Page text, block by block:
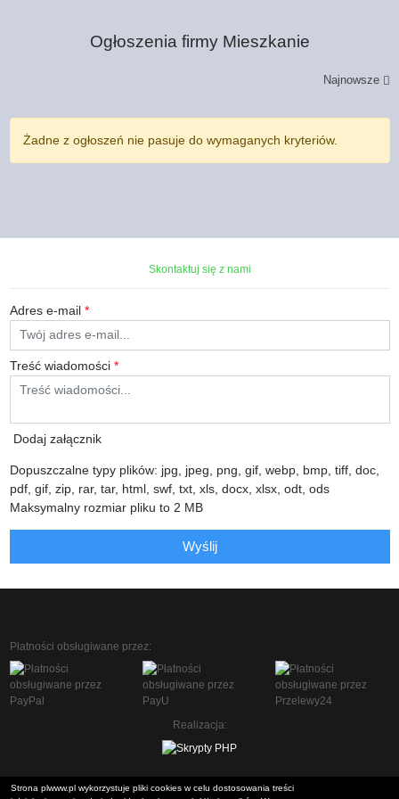
Ogłoszenia firmy Mieszkanie
Najnowsze
Żadne z ogłoszeń nie pasuje do wymaganych kryteriów.
Skontaktuj się z nami
Adres e-mail *
Treść wiadomości *
Dodaj załącznik
Dopuszczalne typy plików: jpg, jpeg, png, gif, webp, bmp, tiff, doc,
pdf, gif, zip, rar, tar, html, swf, txt, xls, docx, xlsx, odt, ods
Maksymalny rozmiar pliku to 2 MB
Wyślij
Płatności obsługiwane przez:
Realizacja:
Strona plwww.pl wykorzystuje pliki cookies w celu dostosowania treści